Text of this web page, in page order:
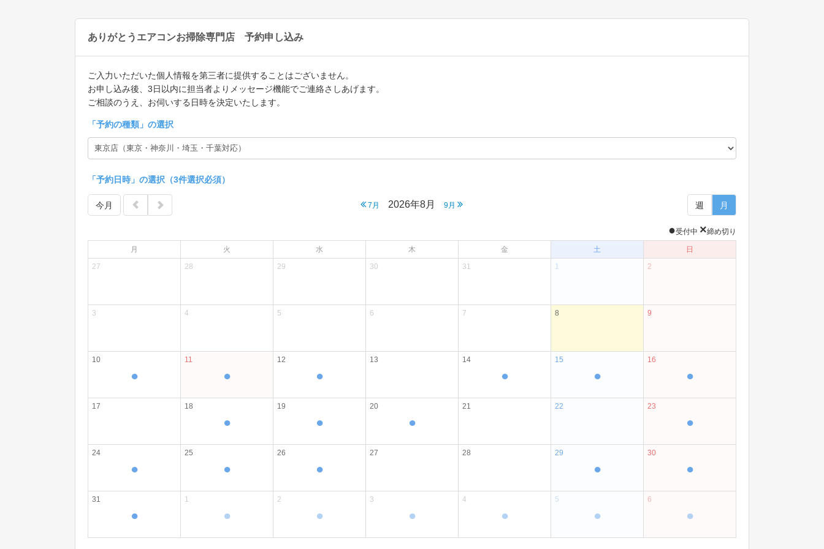
ありがとうエアコンお掃除専門店 予約申し込み
ご入力いただいた個人情報を第三者に提供することはございません。
お申し込み後、3日以内に担当者よりメッセージ機能でご連絡さしあげます。
ご相談のうえ、お伺いする日時を決定いたします。
「予約の種類 」の選択
「予約日時」の選択（3件選択必須）
今月 7月 2026年8月 9月 週 月
●受付中 ×締め切り
月 火 水 木 金 土
日
27
28 29 30 31 1 2
3 4 5 6 7 8 9
10
●
11
●
12
●
13 14
●
15
●
16
●
17 18
●
19
●
20
●
21 22 23
●
24
●
25
●
26
●
27 28 29
●
30
●
31
●
1
●
2
●
3
●
4
●
5
●
6
●